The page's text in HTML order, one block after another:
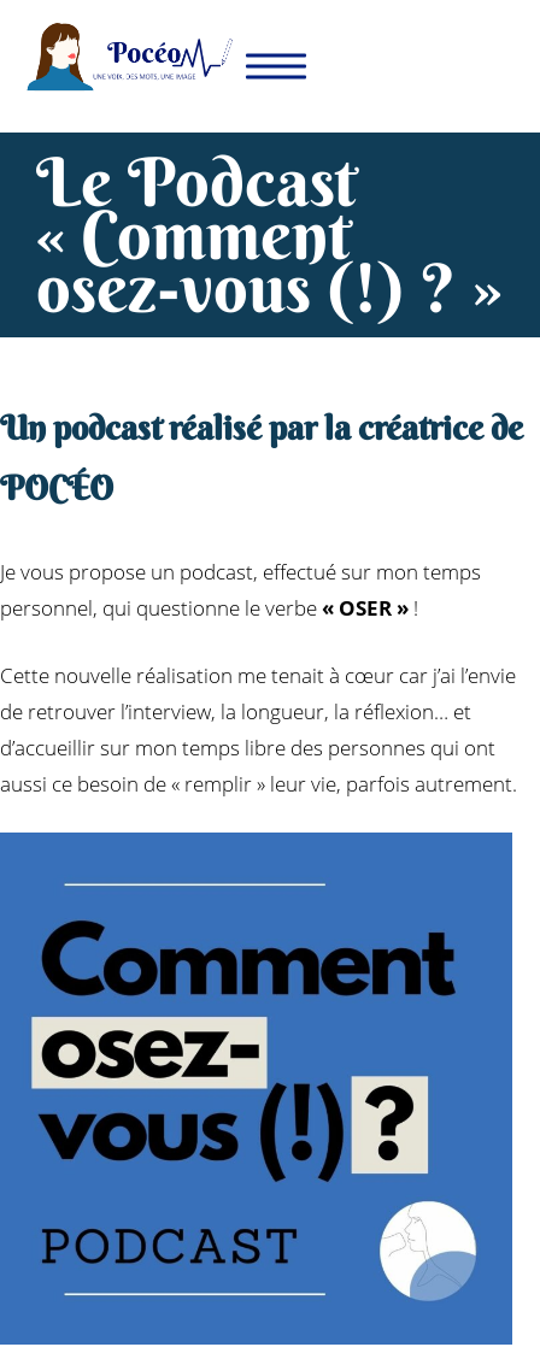
content
Pocéo
Une Voix, des Mots, une Image
Le
Podcast
« Comment
osez-
vous
(!)
? »
Le Podcast
« Comment
osez-vous (!) ? »
Un podcast réalisé par la créatrice de
POCÉO
Je vous propose un podcast, effectué sur mon temps
personnel, qui questionne le verbe« OSER » !
Cette nouvelle réalisation me tenait à cœur car j’ai l’envie
de retrouver l’interview, la longueur, la réflexion… et
d’accueillir sur mon temps libre des personnes qui ont
aussi ce besoin de « remplir » leur vie, parfois autrement.